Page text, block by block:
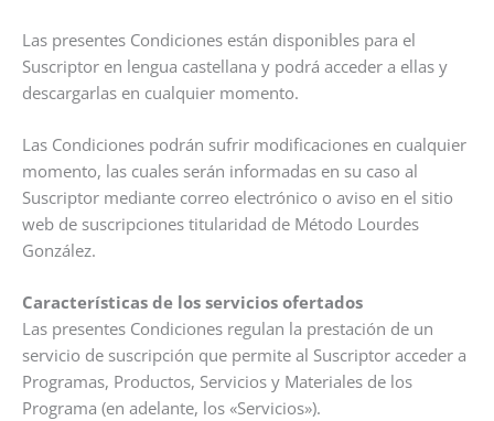
Las presentes Condiciones están disponibles para el
Suscriptor en lengua castellana y podrá acceder a ellas y
descargarlas en cualquier momento.
Las Condiciones podrán sufrir modificaciones en cualquier
momento, las cuales serán informadas en su caso al
Suscriptor mediante correo electrónico o aviso en el sitio
web de suscripciones titularidad de Método Lourdes
González.
Características de los servicios ofertados
Las presentes Condiciones regulan la prestación de un
servicio de suscripción que permite al Suscriptor acceder a
Programas, Productos, Servicios y Materiales de los
Programa (en adelante, los «Servicios»).